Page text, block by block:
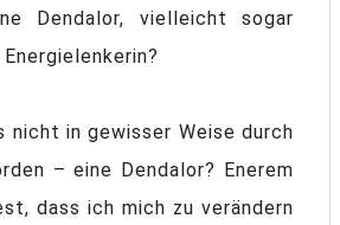
Dendalor, vielleicht sogar
nicht in gewisser Weise durch
– eine Dendalor? Enerem
dass ich mich zu verändern